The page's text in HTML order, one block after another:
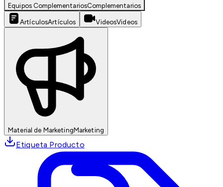
Equipos ComplementariosComplementarios
ArtículosArtículos VideosVideos
Material de MarketingMarketing
Etiqueta Producto